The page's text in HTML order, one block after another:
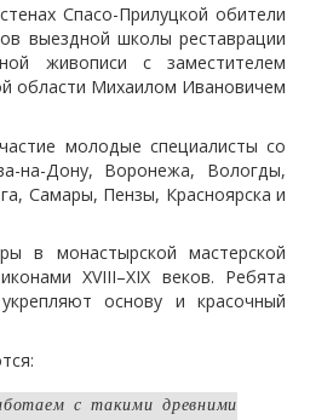
Спасо-Прилуцкой обители
выездной школы реставрации
живописи с заместителем
области Михаилом Ивановичем
молодые специалисты со
на-Дону, Воронежа, Вологды,
Самары, Пензы, Красноярска и
в монастырской мастерской
XVIII–XIX веков. Ребята
основу и красочный
с такими древними